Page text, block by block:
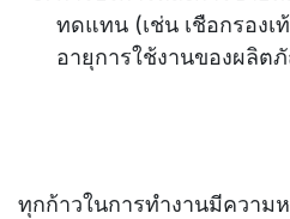
ทดแทน (เช่น เชือกรองเ
อายุการใช้งานของผลิต
ทุกก้าวในการทำงานมีความ